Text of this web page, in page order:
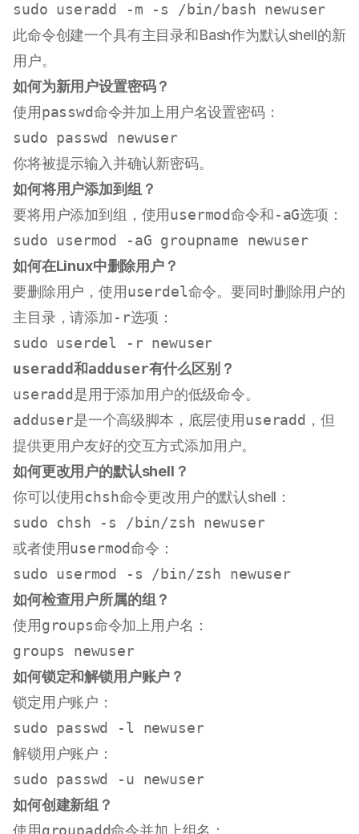
sudo
此命令创建一个具有主目录和Bash作为默认shell的新
用户。
如何为新用户设置密码？
使用passwd命令并加上用户名设置密码：
sudo
passwd newuser
你将被提示输入并确认新密码。
如何将用户添加到组？
要将用户添加到组，使用usermod命令和-aG选项：
sudo
usermod -aG groupname newuser
如何在Linux中删除用户？
要删除用户，使用userdel命令。要同时删除用户的
主目录，请添加 -r选项：
sudo
useradd和adduser有什么区别？
useradd是用于添加用户的低级命令。
adduser是一个高级脚本，底层使用useradd ，但
提供更用户友好的交互方式添加用户。
如何更改用户的默认shell？
你可以使用chsh命令更改用户的默认shell：
sudo
chsh -s /bin/zsh newuser
或者使用usermod命令：
sudo
usermod -s /bin/zsh newuser
如何检查用户所属的组？
使用groups命令加上用户名：
groups
newuser
如何锁定和解锁用户账户？
锁定用户账户：
sudo
passwd -l newuser
解锁用户账户：
sudo
passwd -u newuser
如何创建新组？
使用groupadd命令并加上组名：